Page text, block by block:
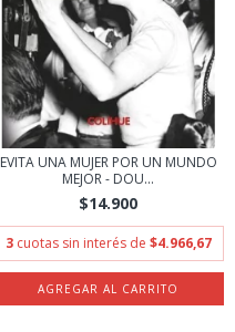
EVITA UNA MUJER POR UN MUNDO
MEJOR - DOU...
$14.900
3 cuotas sin interés de $4.966,67